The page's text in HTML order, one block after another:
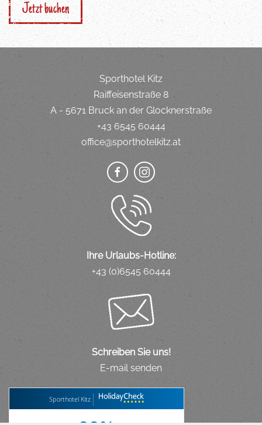
Jetzt buchen
Sporthotel Kitz
Raiffeisenstraße 8
A - 5671 Bruck an der Glocknerstraße
+43 6545 60444
office@sporthotelkitz.at
Ihre Urlaubs-Hotline:
+43 (0)6545 60444
Schreiben Sie uns!
E-mail senden
Sporthotel Kitz